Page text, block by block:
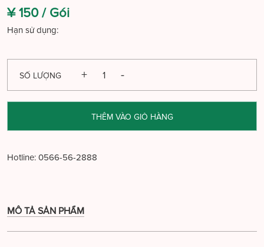
¥ 150 / Gói
Hạn sử dụng:
SỐ LƯỢNG
THÊM VÀO GIỎ HÀNG
Hotline: 0566-56-2888
MÔ TẢ SẢN PHẨM